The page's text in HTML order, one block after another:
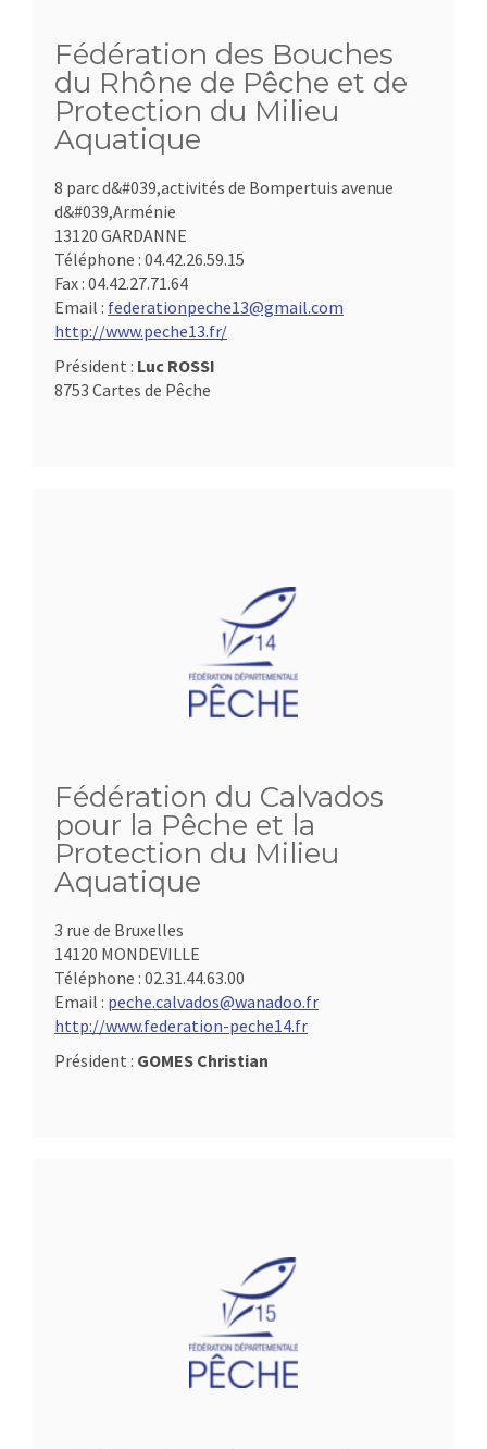
Fédération des Bouches
du Rhône de Pêche et de
Protection du Milieu
Aquatique
8 parc d&#039,activités de Bompertuis avenue
d&#039,Arménie
13120 GARDANNE
Téléphone : 04.42.26.59.15
Fax : 04.42.27.71.64
Email : federationpeche13@gmail.com
http://www.peche13.fr/
Président : Luc ROSSI
8753 Cartes de Pêche
Fédération du Calvados
pour la Pêche et la
Protection du Milieu
Aquatique
3 rue de Bruxelles
14120 MONDEVILLE
Téléphone : 02.31.44.63.00
Email : peche.calvados@wanadoo.fr
http://www.federation-peche14.fr
Président : GOMES Christian